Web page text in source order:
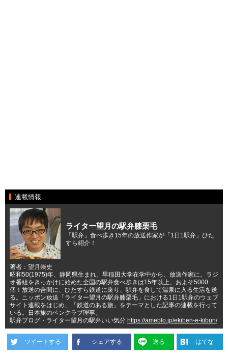
連載情報
ライター望月の駅弁膝栗毛
「駅弁」食べ歩き15年の放送作家が「1日1駅弁」ひた
すら紹介！
著者：望月崇史
昭和50(1975)年、静岡県生まれ。早稲田大学在学中から、放送作家に。ラジ
オ番組をきっかけに始めた全国の駅弁食べ歩きは15年以上、およそ5000
個！放送の合間に、ひたすら鉄道に乗り、駅弁を食して温泉に入る生活を送
る。ニッポン放送「ライター望月の駅弁膝栗毛」における1日1駅弁のウェブ
サイト連載をはじめ、「鉄道のある旅」をテーマとした記事の連載を行って
いる。日本旅のペンクラブ理事。
駅弁ブログ・ライター望月の駅弁いい気分 https://ameblo.jp/ekiben-e-kibun/
ツイートする シェアする 送る はてな